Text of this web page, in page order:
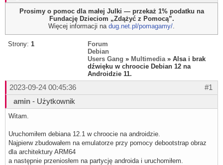
Prosimy o pomoc dla małej Julki — przekaż 1% podatku na
Fundację Dzieciom „Zdążyć z Pomocą”.
Więcej informacji na dug.net.pl/pomagamy/.
Strony: 1
Forum
Debian
Users Gang » Multimedia» Alsa i brak
dźwięku w chroocie Debian 12 na
Androidzie 11.
#1
2023-09-24 00:45:36
amin - Użytkownik
Witam.
Uruchomiłem debiana 12.1 w chroocie na androidzie.
Najpierw zbudowałem na emulatorze przy pomocy debootstrap obraz
dla architektury ARM64
a następnie przeniosłem na partycję androida i uruchomiłem.